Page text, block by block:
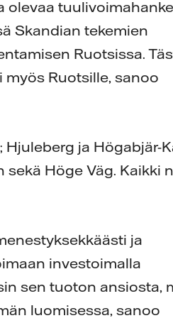
olevaa
Skandian tekemien
Ruotsissa.
Ruotsille, sanoo
ja Högabjär-
Höge Väg. Kaikki
ja
investoimalla
sen tuoton ansiosta,
luomisessa, sanoo